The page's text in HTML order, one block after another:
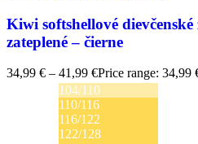
Kiwi softshellové
zateplené – čierne
34,99 € – 41,99 €Price range: 34,99
104/110
110/116
116/122
122/128